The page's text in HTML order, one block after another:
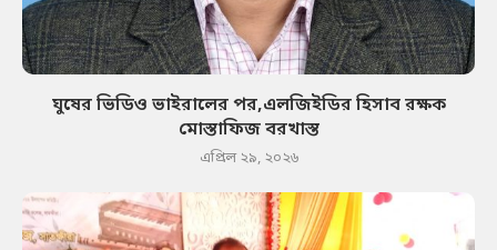
ঘুষের ভিডিও ভাইরালের পর,এলজিইডির হিসাব রক্ষক
মোস্তাফিজ বরখাস্ত
এপ্রিল ২৯, ২০২৬